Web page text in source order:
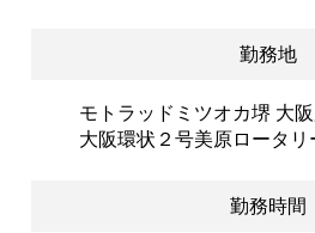
勤務地
モトラッドミツオカ堺 大
大阪環状２号美原ロータリ
勤務時間